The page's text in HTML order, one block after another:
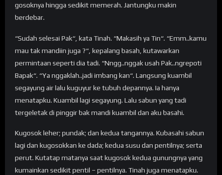
gosoknya hingga sedikit memerah. Jantungku makin
berdebar.
“Sudah selesai Pak“, kata Tinah. “Makasih ya Tin“. “Emm..kamu
mau tak mandiin juga ?“, kepalang basah, kutawarkan
permintaan seperti dia tadi. “Nngg..nggak usah Pak..ngrepoti
Bapak“. “Ya nggaklah..jadi imbang kan“. Langsung kuambil
segayung air lalu kuguyur ke tubuh depannya. Ia hanya
menatapku. Kuambil lagi segayung. Lalu sabun yang tadi
tergeletak di pinggir bak mandi kuambil dan aku basahi.
Kugosok leher; pundak; dan kedua tangannya. Kubasahi sabun
lagi dan kugosokkan ke dada; kedua susu dan pentilnya; serta
perut. Kutatap matanya saat kugosok kedua gunungnya yang
kumainkan sedikit pentil – pentilnya. Tinah juga menatapku.